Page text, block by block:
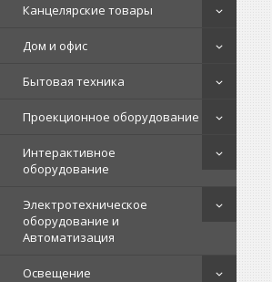
Канцелярские товары
Дом и офис
Бытовая техника
Проекционное оборудование
Интерактивное
оборудование
Электротехническое
оборудование и
Автоматизация
Освещение